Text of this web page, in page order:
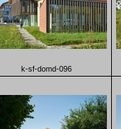
k-sf-domd-096